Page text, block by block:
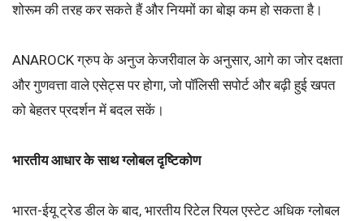
शोरूम की तरह कर सकते हैं और नियमों का बोझ कम हो सकता है।
ANAROCK ग्रुप के अनुज केजरीवाल के अनुसार, आगे का जोर दक्षता
और गुणवत्ता वाले एसेट्स पर होगा, जो पॉलिसी सपोर्ट और बढ़ी हुई खपत
को बेहतर प्रदर्शन में बदल सकें।
भारतीय आधार के साथ ग्लोबल दृष्टिकोण
भारत-ईयू ट्रेड डील के बाद, भारतीय रिटेल रियल एस्टेट अधिक ग्लोबल